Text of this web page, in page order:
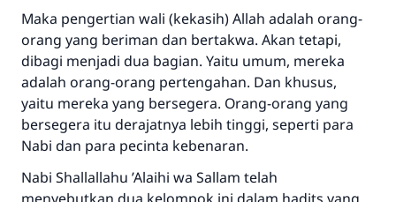
Maka pengertian wali (kekasih) Allah adalah orang-
orang yang beriman dan bertakwa. Akan tetapi,
dibagi menjadi dua bagian. Yaitu umum, mereka
adalah orang-orang pertengahan. Dan khusus,
yaitu mereka yang bersegera. Orang-orang yang
bersegera itu derajatnya lebih tinggi, seperti para
Nabi dan para pecinta kebenaran.
Nabi Shallallahu ’Alaihi wa Sallam telah
Jawaban no. 110845
menyelamatkan pernikahan.
Bantu kami dalam memberikan jawaban untuk umat
Rasulullah ﷺ bersabda
"Siapa yang menunjukkan suatu kebaikan,
meka dia akan mendapatkan pahala yang
sama dengan orang yang melakukannya"